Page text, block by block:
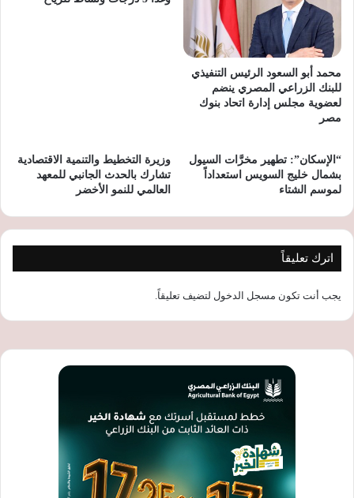
محمد أبو السعود الرئيس التنفيذي
للبنك الزراعي المصري ينضم
لعضوية مجلس إدارة اتحاد بنوك
مصر
“الإسكان”: تطهير مخرَّات السيول
بشمال خليج السويس استعداداً
لموسم الشتاء
وزيرة التخطيط والتنمية الاقتصادية
تشارك بالحدث الجانبي للمعهد
العالمي للنمو الأخضر
اترك تعليقاً
يجب أنت تكون مسجل الدخول لتضيف تعليقاً.